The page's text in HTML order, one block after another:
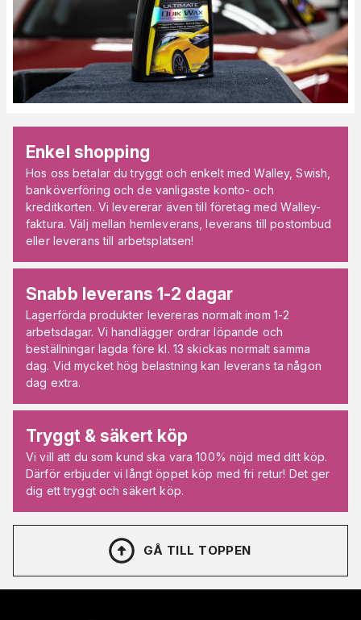
Enkel shopping
Hos oss betalar du tryggt och enkelt med Walley, Swish,
banköverföring och de vanligaste konto- och
kreditkorten. Vi levererar även till företag med Walley-
faktura. Välj mellan hemleverans, leverans till postombud
eller leverans till arbetsplatsen!
Snabb leverans 1-2 dagar
Lagerförda produkter levereras normalt inom 1-2
arbetsdagar. Vi handlägger ordrar löpande och
beställningar lagda före kl. 13 skickas normalt samma
dag. Vid mycket hög belastning kan leverans ta någon
dag extra.
Tryggt & säkert köp
Vi vill att du som kund ska vara 100% nöjd med ditt köp.
Därför erbjuder vi långt öppet köp med fri retur! Det ger
dig ett tryggt och säkert köp.
GÅ TILL TOPPEN